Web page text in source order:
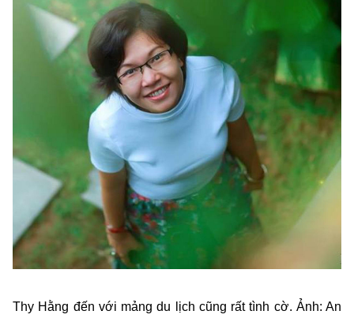
Thy Hằng đến với mảng du lịch cũng rất tình cờ. Ảnh: An